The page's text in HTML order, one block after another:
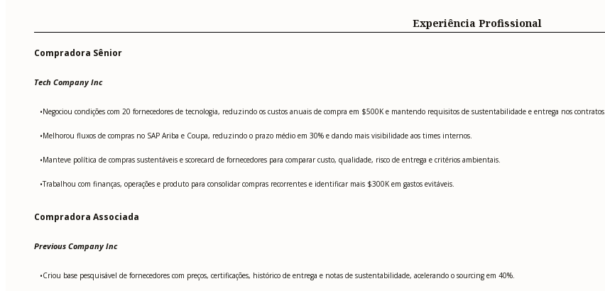
Experiência Profissional
Compradora Sênior
Tech Company Inc
•Negociou condições com 20 fornecedores de tecnologia, reduzindo os custos anuais de compra em $500K e mantendo requisitos de sustentabilidade e entrega nos contratos.
•Melhorou fluxos de compras no SAP Ariba e Coupa, reduzindo o prazo médio em 30% e dando mais visibilidade aos times internos.
•Manteve política de compras sustentáveis e scorecard de fornecedores para comparar custo, qualidade, risco de entrega e critérios ambientais.
•Trabalhou com finanças, operações e produto para consolidar compras recorrentes e identificar mais $300K em gastos evitáveis.
Compradora Associada
Previous Company Inc
•Criou base pesquisável de fornecedores com preços, certificações, histórico de entrega e notas de sustentabilidade, acelerando o sourcing em 40%.